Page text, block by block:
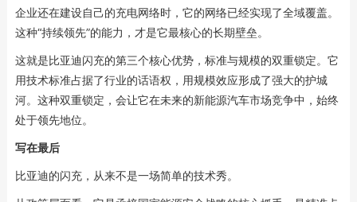
企业还在建设自己的充电网络时，它的网络已经实现了全域覆盖。
这种“持续领先”的能力，才是它最核心的长期壁垒。
这就是比亚迪闪充的第三个核心优势，标准与规模的双重锁定。它
用技术标准占据了行业的话语权，用规模效应形成了强大的护城
河。这种双重锁定，会让它在未来的新能源汽车市场竞争中，始终
处于领先地位。
写在最后
比亚迪的闪充，从来不是一场简单的技术秀。